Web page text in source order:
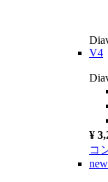
V4
¥
コ
new